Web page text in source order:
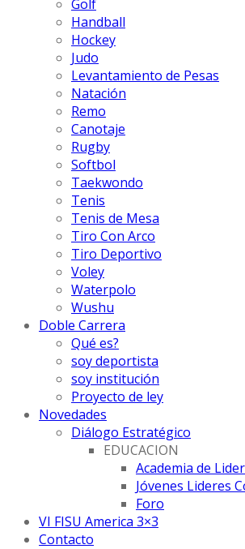
Golf
Handball
Hockey
Judo
Levantamiento de Pesas
Natación
Remo
Canotaje
Rugby
Softbol
Taekwondo
Tenis
Tenis de Mesa
Tiro Con Arco
Tiro Deportivo
Voley
Waterpolo
Wushu
Doble Carrera
Qué es?
soy deportista
soy institución
Proyecto de ley
Novedades
Diálogo Estratégico
EDUCACION
Academia de
Jóvenes Lideres
Foro
VI FISU America 3×3
Contacto